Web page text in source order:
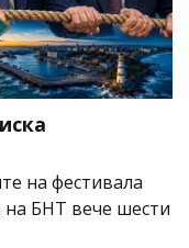
на фестивала
на БНТ вече шести